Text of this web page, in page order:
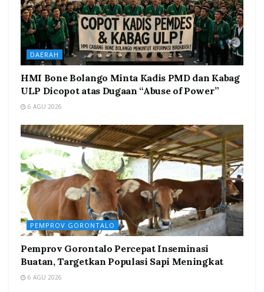
DAERAH
HMI Bone Bolango Minta Kadis PMD dan Kabag
ULP Dicopot atas Dugaan “Abuse of Power”
6 AGU 2026
PEMPROV GORONTALO
Pemprov Gorontalo Percepat Inseminasi
Buatan, Targetkan Populasi Sapi Meningkat
6 AGU 2026